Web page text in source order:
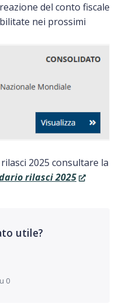
del conto fiscale
nei prossimi
2025 consultare la
rilasci 2025
utile?
0